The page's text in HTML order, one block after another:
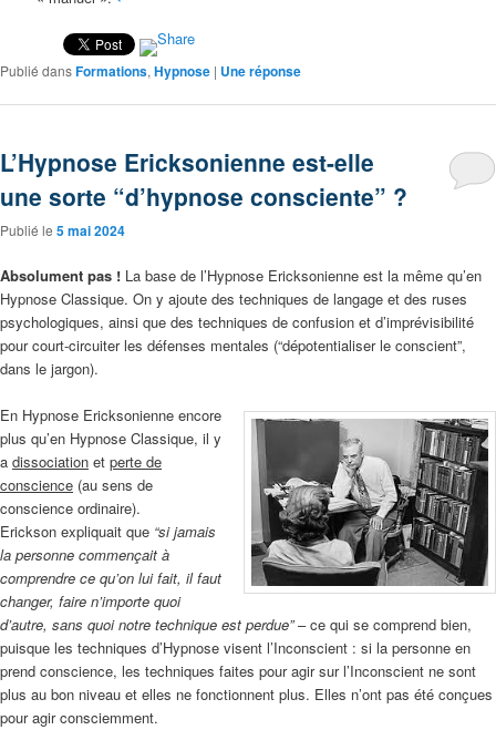
Publié dansFormations, Hypnose | Uneréponse
L’Hypnose Ericksonienne est-elle
une sorte “d’hypnose consciente” ?
Publié le 5 mai 2024
Absolument pas ! La base de l’Hypnose Ericksonienne est la même qu’en
Hypnose Classique. On y ajoute des techniques de langage et des ruses
psychologiques, ainsi que des techniques de confusion et d’imprévisibilité
pour court-circuiter les défenses mentales (“dépotentialiser le conscient”,
dans le jargon).
En Hypnose Ericksonienne encore
plus qu’en Hypnose Classique, il y
a dissociation et perte de
conscience (au sens de
conscience ordinaire).
Erickson expliquait que “si jamais
la personne commençait à
comprendre ce qu’on lui fait, il faut
changer, faire n’importe quoi
d’autre, sans quoi notre technique est perdue”– ce qui se comprend bien,
puisque les techniques d’Hypnose visent l’Inconscient : si la personne en
prend conscience, les techniques faites pour agir sur l’Inconscient ne sont
plus au bon niveau et elles ne fonctionnent plus. Elles n’ont pas été conçues
pour agir consciemment.